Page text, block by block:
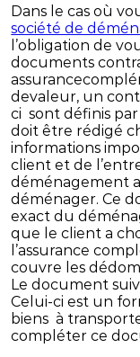
Dans le cas où
société de
l’obligation de
documents
devaleur, un
ci sont définis par
doit être rédigé
informations
client et de
déménagement
déménager. Ce
exact du
que le client a
l’assurance
couvre les
Le document
Celui-ci est un
biens à
compléter ce